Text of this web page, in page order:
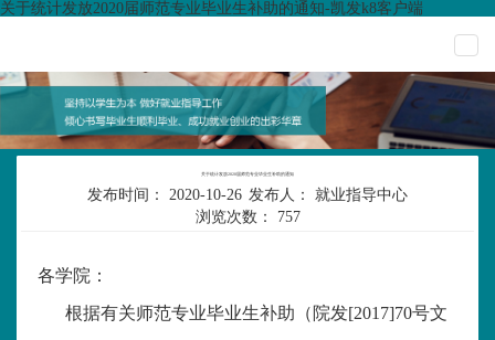
关于统计发放2020届师范专业毕业生补助的通知-凯发k8客户端
关于统计发放2020届师范专业毕业生补助的通知
发布时间： 2020-10-26 发布人：
就业指导中心
浏览次数：
757
各学院：
根据有关师范专业毕业生补助（院发[2017]70号文